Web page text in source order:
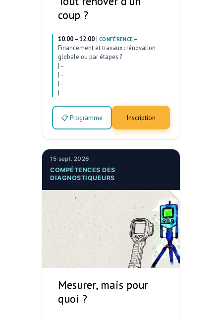
coup ?
10:00 – 12:00 | CONFÉRENCE –
Financement et travaux : rénovation
globale ou par étapes ?
| –
| –
| –
| –
📋 Programme Inscription
15 sept. 2026
COMPÉTENCES DES
DIAGNOSTIQUEURS
Mesurer, mais pour
quoi ?